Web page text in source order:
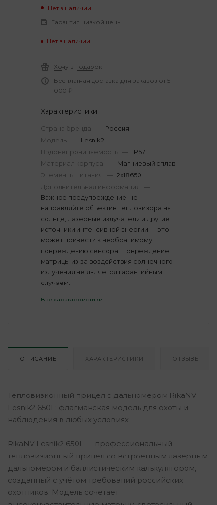
Нет в наличии
Гарантия низкой цены
Нет в наличии
Хочу в подарок
Бесплатная доставка для заказов от 5
000 ₽
Характеристики
Страна бренда — Россия
Модель — Lesnik2
Водонепроницаемость — IP67
Материал корпуса — Магниевый сплав
Элементы питания — 2х18650
Дополнительная информация —
Важное предупреждение: не
направляйте объектив тепловизора на
солнце, лазерные излучатели и другие
источники интенсивной энергии — это
может привести к необратимому
повреждению сенсора. Повреждение
матрицы из‑за воздействия солнечного
излучения не является гарантийным
случаем.
Все характеристики
ОПИСАНИЕ ХАРАКТЕРИСТИКИ ОТЗЫВЫ
Тепловизионный прицел с дальномером RikaNV
Lesnik2 650L: флагманская модель для охоты и
наблюдения в любых условиях
RikaNV Lesnik2 650L — профессиональный
тепловизионный прицел со встроенным лазерным
дальномером и баллистическим калькулятором,
созданный с учётом требований российских
охотников. Модель сочетает